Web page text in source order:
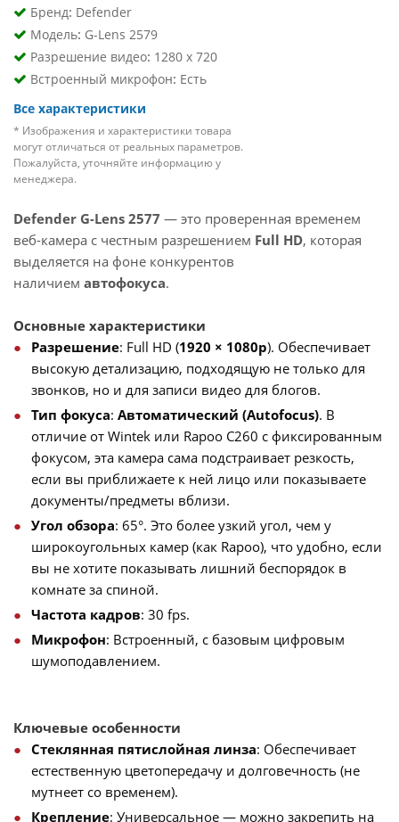
Бренд: Defender
Модель: G-Lens 2579
Разрешение видео: 1280 x 720
Встроенный микрофон: Есть
Все характеристики
* Изображения и характеристики товара
могут отличаться от реальных параметров.
Пожалуйста, уточняйте информацию у
менеджера.
Defender G-Lens 2577 — это проверенная временем
веб-камера с честным разрешением Full HD, которая
выделяется на фоне конкурентов
наличием автофокуса.
Основные характеристики
Разрешение: Full HD (1920 × 1080p). Обеспечивает
высокую детализацию, подходящую не только для
звонков, но и для записи видео для блогов.
Тип фокуса: Автоматический (Autofocus). В
отличие от Wintek или Rapoo C260 с фиксированным
фокусом, эта камера сама подстраивает резкость,
если вы приближаете к ней лицо или показываете
документы/предметы вблизи.
Угол обзора: 65°. Это более узкий угол, чем у
широкоугольных камер (как Rapoo), что удобно, если
вы не хотите показывать лишний беспорядок в
комнате за спиной.
Частота кадров: 30 fps.
Микрофон: Встроенный, с базовым цифровым
шумоподавлением.
Ключевые особенности
Стеклянная пятислойная линза: Обеспечивает
естественную цветопередачу и долговечность (не
мутнеет со временем).
Крепление: Универсальное — можно закрепить на